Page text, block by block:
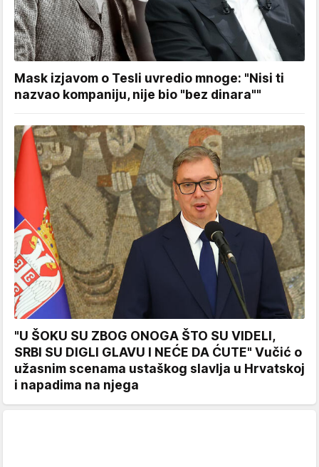
Mask izjavom o Tesli uvredio mnoge: "Nisi ti
nazvao kompaniju, nije bio "bez dinara""
"U ŠOKU SU ZBOG ONOGA ŠTO SU VIDELI,
SRBI SU DIGLI GLAVU I NEĆE DA ĆUTE" Vučić o
užasnim scenama ustaškog slavlja u Hrvatskoj
i napadima na njega